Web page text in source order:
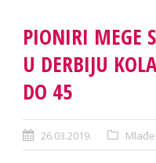
PIONIRI MEGE
U DERBIJU
DO 45
26.03.2019.